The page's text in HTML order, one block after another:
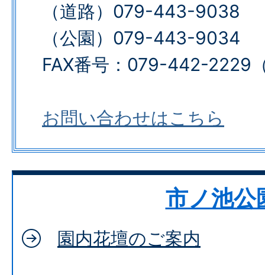
（道路）079-443-9038
（公園）079-443-9034​​​​​​​
FAX番号：079-442-2229​​​​​​​
お問い合わせはこちら
市ノ池公
園内花壇のご案内